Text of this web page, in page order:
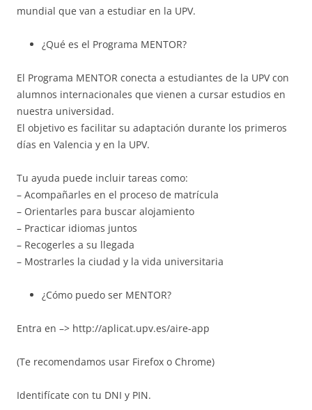
mundial que van a estudiar en la UPV.
¿Qué es el Programa MENTOR?
El Programa MENTOR conecta a estudiantes de la UPV con
alumnos internacionales que vienen a cursar estudios en
nuestra universidad.
El objetivo es facilitar su adaptación durante los primeros
días en Valencia y en la UPV.
Tu ayuda puede incluir tareas como:
– Acompañarles en el proceso de matrícula
– Orientarles para buscar alojamiento
– Practicar idiomas juntos
– Recogerles a su llegada
– Mostrarles la ciudad y la vida universitaria
¿Cómo puedo ser MENTOR?
Entra en –> http://aplicat.upv.es/aire-app
(Te recomendamos usar Firefox o Chrome)
Identifícate con tu DNI y PIN.